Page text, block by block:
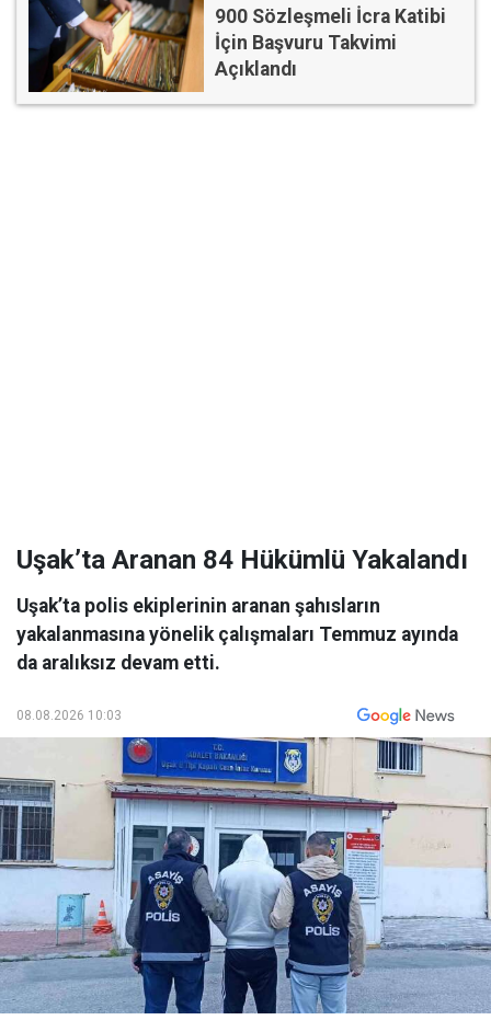
900 Sözleşmeli İcra Katibi
İçin Başvuru Takvimi
Açıklandı
Uşak’ta Aranan 84 Hükümlü Yakalandı
Uşak’ta polis ekiplerinin aranan şahısların
yakalanmasına yönelik çalışmaları Temmuz ayında
da aralıksız devam etti.
08.08.2026 10:03